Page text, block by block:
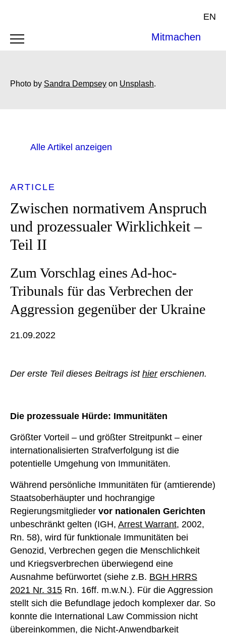
EN
Mitmachen
Photo by Sandra Dempsey on Unsplash.
Alle Artikel anzeigen
ARTICLE
Zwischen normativem Anspruch
und prozessualer Wirklichkeit –
Teil II
Zum Vorschlag eines Ad-hoc-
Tribunals für das Verbrechen der
Aggression gegenüber der Ukraine
21.09.2022
Der erste Teil dieses Beitrags ist hiererschienen.
Die prozessuale Hürde: Immunitäten
Größter Vorteil – und größter Streitpunkt – einer
internationalisierten Strafverfolgung ist die
potentielle Umgehung von Immunitäten.
Während persönliche Immunitäten für (amtierende)
Staatsoberhäupter und hochrangige
Regierungsmitglieder vor nationalen Gerichten
unbeschränkt gelten (IGH, Arrest Warrant, 2002,
Rn. 58), wird für funktionale Immunitäten bei
Genozid, Verbrechen gegen die Menschlichkeit
und Kriegsverbrechen überwiegend eine
Ausnahme befürwortet (siehe z.B. BGH HRRS
2021 Nr. 315 Rn. 16ff. m.w.N.). Für die Aggression
stellt sich die Befundlage jedoch komplexer dar. So
konnte die International Law Commission nicht
übereinkommen, die Nicht-Anwendbarkeit